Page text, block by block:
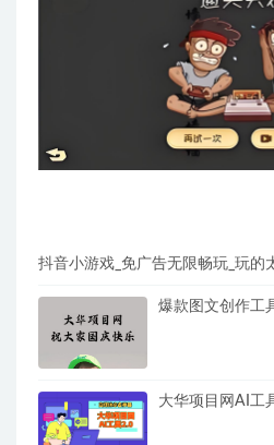
抖音小游戏_免广告无限畅玩_玩的
爆款图文创作工
大华项目网AI工